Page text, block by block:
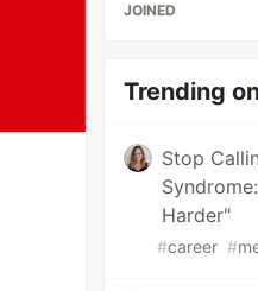
JOINED
Trending
Stop
Harder"
#career #